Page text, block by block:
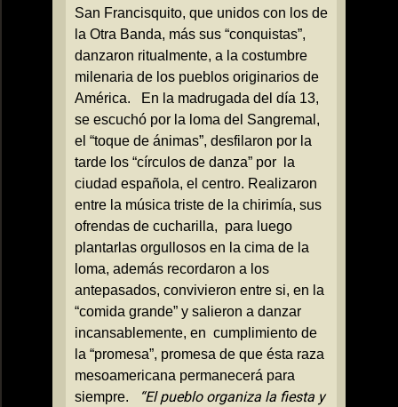
San Francisquito, que unidos con los de
la Otra Banda, más sus “conquistas”,
danzaron ritualmente, a la costumbre
milenaria de los pueblos originarios de
América.
En la madrugada del día 13,
se escuchó por la loma del Sangremal,
el “toque de ánimas”, desfilaron por la
tarde los “círculos de danza” por
la
ciudad española, el centro. Realizaron
entre la música triste de la chirimía, sus
ofrendas de cucharilla, para luego
plantarlas orgullosos en la cima de la
loma, además recordaron a los
antepasados, convivieron entre si, en la
“comida grande” y salieron a danzar
incansablemente, en cumplimiento de
la “promesa”, promesa de que ésta raza
mesoamericana permanecerá para
siempre.
“El pueblo organiza la fiesta y